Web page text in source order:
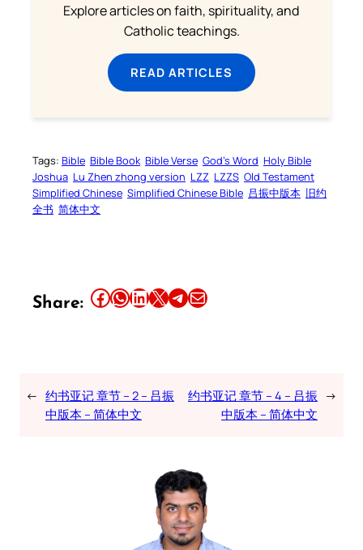
Explore articles on faith, spirituality, and
Catholic teachings.
READ ARTICLES
Tags: Bible Bible Book Bible Verse God’s Word Holy Bible
Joshua Lu Zhen zhong version LZZ LZZS Old Testament
Simplified Chinese Simplified Chinese Bible 吕振中版本 旧约
全书 简体中文
Share: Share this article on Facebook Share this article on WhatsApp Share this article on LinkedIn Share this article on X Share this article on TelegramEmail this Article
← 约书亚记 章节 – 2 – 吕振
中版本 – 简体中文
约书亚记 章节 – 4 – 吕振
中版本 – 简体中文
→